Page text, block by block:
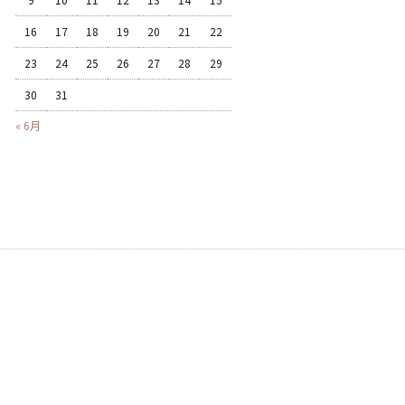
« 6月
16 17 18 19 20 21 22
23 24 25 26 27 28 29
30 31